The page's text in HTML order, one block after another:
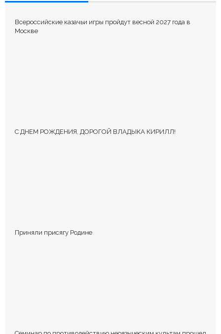
Пока нет комментариев.
Всероссийские казачьи игры пройдут весной 2027 года в
Москве
С ДНЕМ РОЖДЕНИЯ, ДОРОГОЙ ВЛАДЫКА КИРИЛЛ!
Приняли присягу Родине